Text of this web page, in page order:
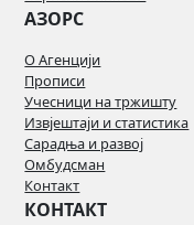
АЗОРС
О Агенцији
Прописи
Учесници на тржишту
Извјештаји и статистика
Сарадња и развој
Омбудсман
Контакт
КОНТАКТ